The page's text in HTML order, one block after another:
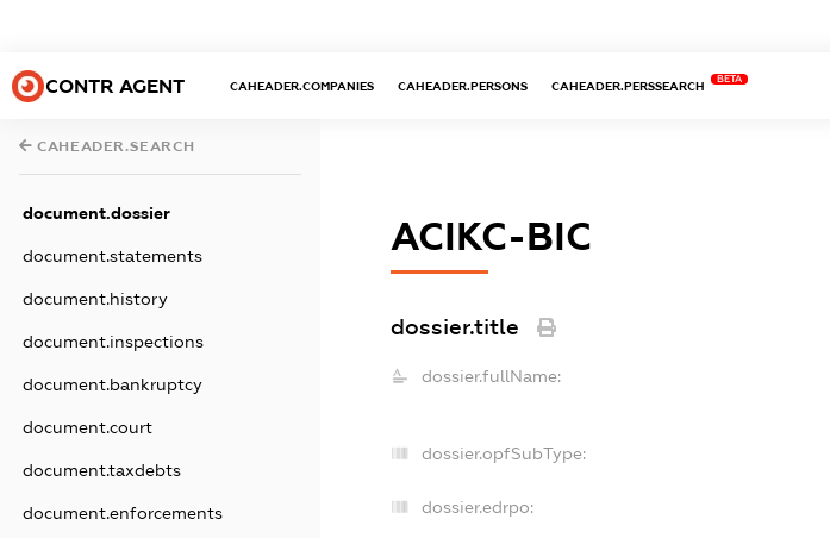
CONTR AGENT CAHEADER.COMPANIES CAHEADER.PERSONS CAHEADER.PERSSEARCH
BETA
CAHEADER.SEARCH
document.dossier
document.statements
document.history
document.inspections
document.bankruptcy
document.court
document.taxdebts
document.enforcements
АСІКС-ВІС
dossier.title
dossier.fullName:
dossier.opfSubType:
dossier.edrpo: